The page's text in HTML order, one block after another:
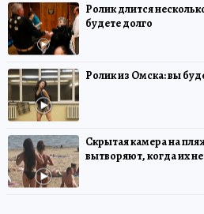
Ролик длится
будете долго
Ролик из Омска: вы
Скрытая камера на
вытворяют, когда их